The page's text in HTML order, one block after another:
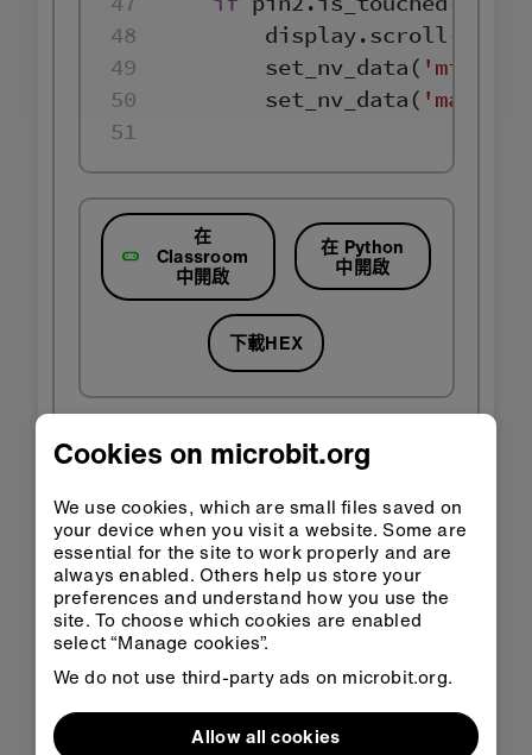
48
        display.scroll(
49
        set_nv_data(
50
        set_nv_data(
51
在
Classroom
中開啟
在 Python
中開啟
下載HEX
運作方式
即使斷開連接micro:bit的電源，此數據記錄器也會儲
存其讀數。 它透過將讀數儲存在非揮發性儲存裝置中
來實現這一目的。 這是電腦記憶體，當電源關閉時，
它可以保留其內容，就像您的 micro:bit 在您從電腦
拔下插頭時，可以保留您在上面燒錄的程式。
它將數據儲存在您的micro:bit上的兩個
分別稱為min.txt和max.txt，Python程式可以
讀取和更新。
該程式使用三個變來追蹤和比較溫度：
Cookies on microbit.org
We use cookies, which are small files saved on
your device when you visit a website. Some are
essential for the site to work properly and are
always enabled. Others help us store your
preferences and understand how you use the
site. To choose which cookies are enabled
select “Manage cookies”.
We do not use third-party ads on microbit.org.
Allow all cookies